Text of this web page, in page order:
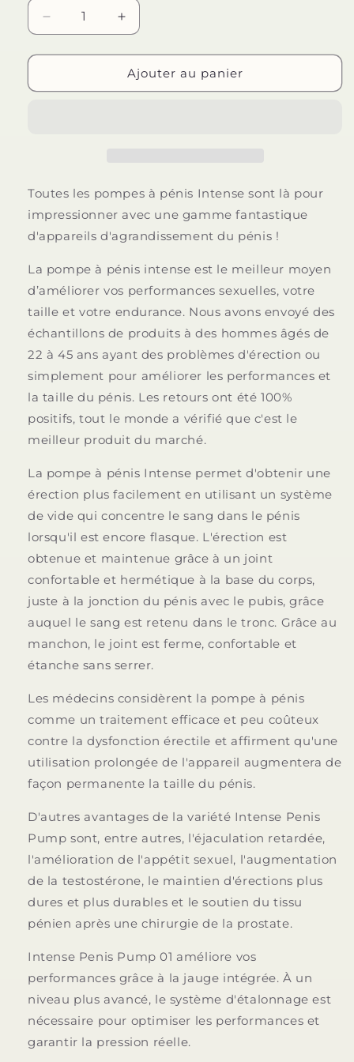
Réduire
la
quantité
INTENSE
Augmenter
la
quantité
de
INTENSE
Ajouter au panier
Toutes les pompes à pénis Intense sont là pour
impressionner avec une gamme fantastique
d'appareils d'agrandissement du pénis !
La pompe à pénis intense est le meilleur moyen
d’améliorer vos performances sexuelles, votre
taille et votre endurance. Nous avons envoyé des
échantillons de produits à des hommes âgés de
22 à 45 ans ayant des problèmes d'érection ou
simplement pour améliorer les performances et
la taille du pénis. Les retours ont été 100%
positifs, tout le monde a vérifié que c'est le
meilleur produit du marché.
La pompe à pénis Intense permet d'obtenir une
érection plus facilement en utilisant un système
de vide qui concentre le sang dans le pénis
lorsqu'il est encore flasque. L'érection est
obtenue et maintenue grâce à un joint
confortable et hermétique à la base du corps,
juste à la jonction du pénis avec le pubis, grâce
auquel le sang est retenu dans le tronc. Grâce au
manchon, le joint est ferme, confortable et
étanche sans serrer.
Les médecins considèrent la pompe à pénis
comme un traitement efficace et peu coûteux
contre la dysfonction érectile et affirment qu'une
utilisation prolongée de l'appareil augmentera de
façon permanente la taille du pénis.
D'autres avantages de la variété Intense Penis
Pump sont, entre autres, l'éjaculation retardée,
l'amélioration de l'appétit sexuel, l'augmentation
de la testostérone, le maintien d'érections plus
dures et plus durables et le soutien du tissu
pénien après une chirurgie de la prostate.
Intense Penis Pump 01 améliore vos
performances grâce à la jauge intégrée. À un
niveau plus avancé, le système d'étalonnage est
nécessaire pour optimiser les performances et
garantir la pression réelle.